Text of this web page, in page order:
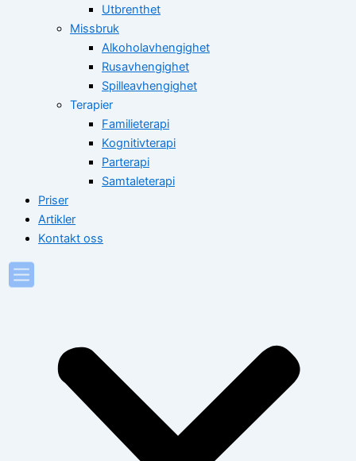
Utbrenthet
Missbruk
Alkoholavhengighet
Rusavhengighet
Spilleavhengighet
Terapier
Familieterapi
Kognitivterapi
Parterapi
Samtaleterapi
Priser
Artikler
Kontakt oss